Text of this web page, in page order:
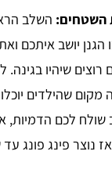
השטחים: השלב
יושב איתכם
שיהיו
מקום שהילדים
שולח לכם הדמיות,
נוצר פינג פונג